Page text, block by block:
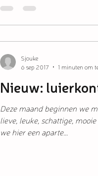
Nieuw:
Deze maand beginnen we
lieve, leuke, schattige,
we hier een aparte...
Sjouke
6 sep 2017
1 minuten om